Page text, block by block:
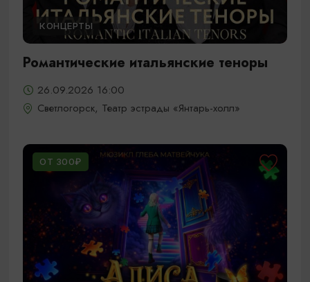
КОНЦЕРТЫ
Романтические итальянские теноры
26.09.2026 16:00
Светлогорск, Театр эстрады «Янтарь-холл»
ОТ 300₽